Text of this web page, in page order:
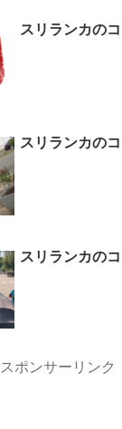
スリランカの
スリランカの
スリランカの
スポンサーリンク